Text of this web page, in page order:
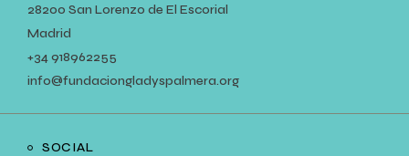
28200 San Lorenzo de El Escorial
Madrid
+34918962255
info@fundaciongladyspalmera.org
SOCIAL